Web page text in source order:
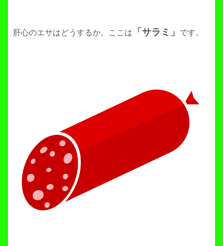
肝心のエサはどうするか。ここは 「サラミ」 です。